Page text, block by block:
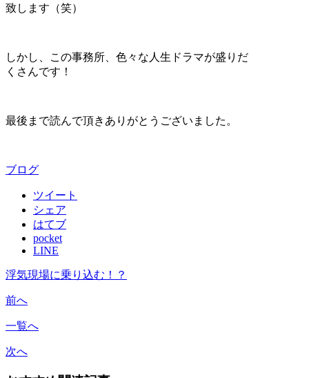
致します（笑）
しかし、この事務所、色々な人生ドラマが盛りだ
くさんです！
最後まで読んで頂きありがとうございました。
ブログ
ツイート
シェア
はてブ
pocket
LINE
浮気現場に乗り込む！？
前へ
一覧へ
次へ